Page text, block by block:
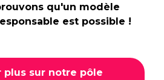
qu'un modèle
est possible !
plus sur notre pôle